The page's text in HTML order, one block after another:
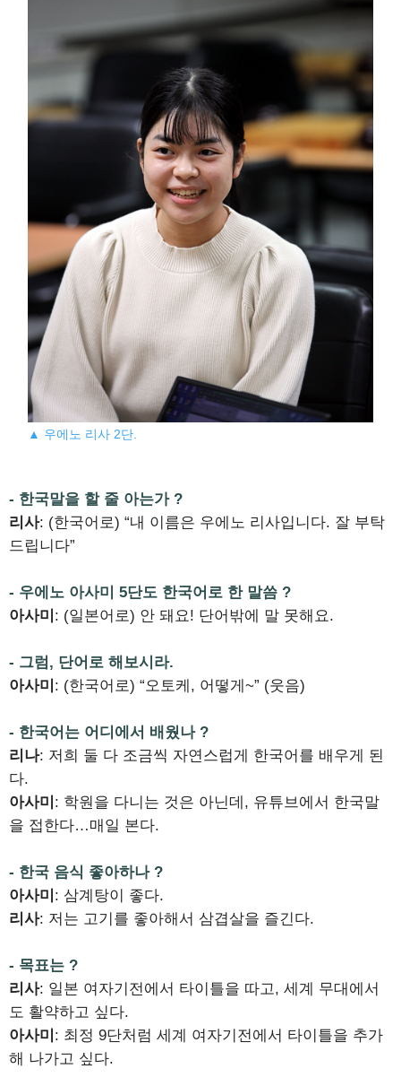
▲ 우에노 리사 2단.
- 한국말을 할 줄 아는가 ?
리사: (한국어로) “내 이름은 우에노 리사입니다. 잘 부탁
드립니다”
- 우에노 아사미 5단도 한국어로 한 말씀 ?
아사미 : (일본어로) 안 돼요! 단어밖에 말 못해요.
- 그럼, 단어로 해보시라.
아사미 : (한국어로) “오토케, 어떻게~” (웃음)
- 한국어는 어디에서 배웠나 ?
리나: 저희 둘 다 조금씩 자연스럽게 한국어를 배우게 된
다.
아사미 : 학원을 다니는 것은 아닌데, 유튜브에서 한국말
을 접한다…매일 본다.
- 한국 음식 좋아하나 ?
아사미 : 삼계탕이 좋다.
리사: 저는 고기를 좋아해서 삼겹살을 즐긴다.
- 목표는 ?
리사: 일본 여자기전에서 타이틀을 따고, 세계 무대에서
도 활약하고 싶다.
아사미 : 최정 9단처럼 세계 여자기전에서 타이틀을 추가
해 나가고 싶다.